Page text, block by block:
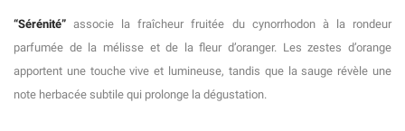
“Sérénité” associe la fraîcheur fruitée du cynorrhodon à la rondeur
parfumée de la mélisse et de la fleur d’oranger. Les zestes d’orange
apportent une touche vive et lumineuse, tandis que la sauge révèle une
note herbacée subtile qui prolonge la dégustation.